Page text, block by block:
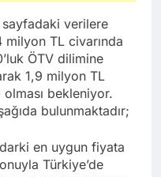
sayfadaki verilere
TL civarında
ÖTV dilimine
1,9 milyon TL
olması bekleniyor.
bulunmaktadır;
en uygun fiyata
Türkiye’de